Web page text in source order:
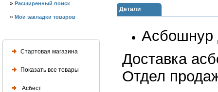
» Расширенный поиск
» Мои закладки товаров
Стартовая магазина
Показать все товары
Асбест
Детали
Асбошнур
Доставка
Отдел